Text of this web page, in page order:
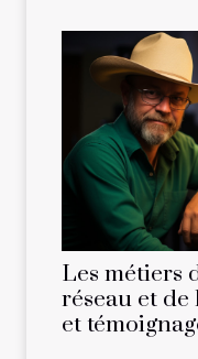
Les métiers
réseau et
et